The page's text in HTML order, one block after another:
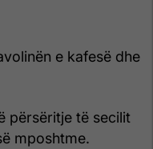
e kafesë dhe
përsëritje të secilit
mposhtme.